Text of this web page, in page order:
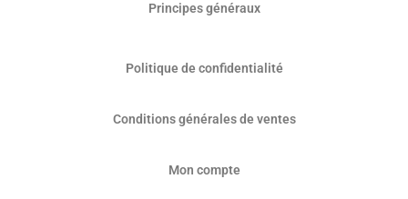
Principes généraux
Politique de confidentialité
Conditions générales de ventes
Mon compte